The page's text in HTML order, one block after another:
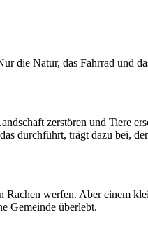
die Natur, das Fahrrad und
zerstören und Tiere
durchführt, trägt dazu bei,
werfen. Aber einem
Gemeinde überlebt.